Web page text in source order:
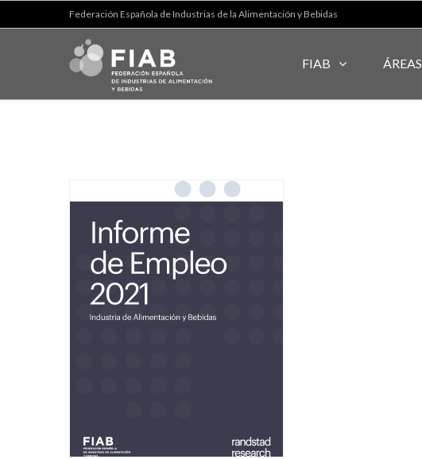
Federación Española de Industrias de la Alimentación y Bebidas
FIAB ÁREAS